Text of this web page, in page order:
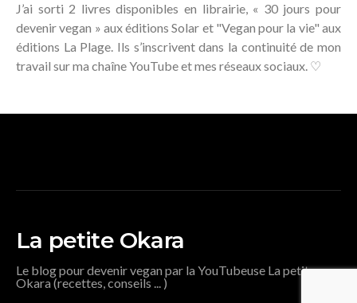
J’ai sorti 2 livres disponibles en librairie, « 30 jours pour
devenir vegan » aux éditions Solar et "Vegan pour la vie" aux
éditions La Plage. Ils s’inscrivent dans la continuité de mon
travail sur ma chaîne YouTube et mes réseaux sociaux. ♡
La petite Okara
Le blog pour devenir vegan par la YouTubeuse La petite
Okara (recettes, conseils ... )